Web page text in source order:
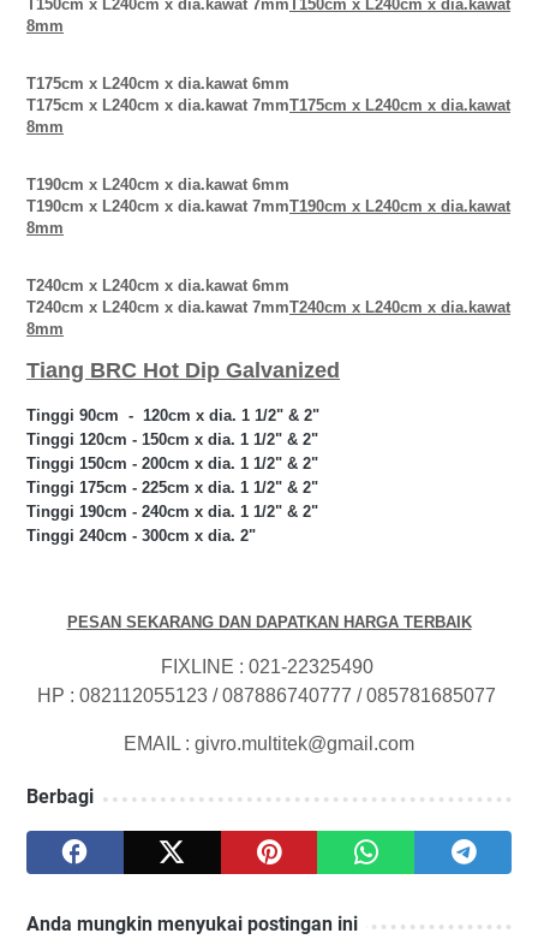
T150cm x L240cm x dia.kawat 7mm T150cm x L240cm x dia.kawat
8mm
T175cm x L240cm x dia.kawat 6mm
T175cm x L240cm x dia.kawat 7mmT175cm x L240cm x dia.kawat
8mm
T190cm x L240cm x dia.kawat 6mm
T190cm x L240cm x dia.kawat 7mmT190cm x L240cm x dia.kawat
8mm
T240cm x L240cm x dia.kawat 6mm
T240cm x L240cm x dia.kawat 7mmT240cm x L240cm x dia.kawat
8mm
Tiang BRC Hot Dip Galvanized
Tinggi 90cm - 120cm x dia. 1 1/2" & 2"
Tinggi 120cm - 150cm x dia. 1 1/2" & 2"
Tinggi 150cm - 200cm x dia. 1 1/2" & 2"
Tinggi 175cm - 225cm x dia. 1 1/2" & 2"
Tinggi 190cm - 240cm x dia. 1 1/2" & 2"
Tinggi 240cm - 300cm x dia. 2"
PESAN SEKARANG DAN DAPATKAN HARGA TERBAIK
FIXLINE : 021-22325490
HP : 082112055123 / 087886740777 / 085781685077
EMAIL : givro.multitek@gmail.com
Berbagi
Anda mungkin menyukai postingan ini